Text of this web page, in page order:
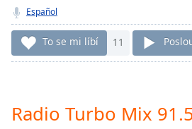
currently
behind
liveLIVE
Remaining
Time-
Español
To se mi líbí 11
Radio Turbo Mix